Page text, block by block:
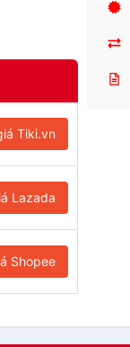
Tiki.vn
Lazada
Shopee